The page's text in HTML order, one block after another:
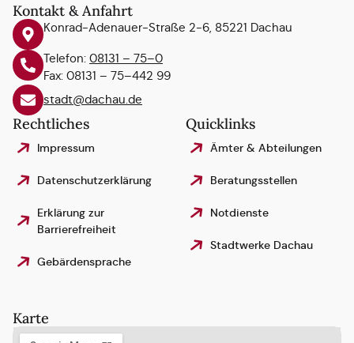
Kontakt & Anfahrt
Konrad-Adenauer-Straße 2-6, 85221 Dachau
Telefon: 08131 – 75–0
Fax: 08131 – 75–442 99
stadt@dachau.de
Rechtliches
Impressum
Datenschutzerklärung
Erklärung zur
Barrierefreiheit
Gebärdensprache
Quicklinks
Ämter & Abteilungen
Beratungsstellen
Notdienste
Stadtwerke Dachau
Karte